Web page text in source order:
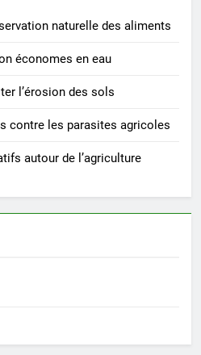
naturelle des aliments
économes en eau
l’érosion des sols
contre les parasites agricoles
autour de l’agriculture